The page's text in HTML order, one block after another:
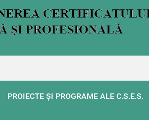
PROIECTE ŞI PROGRAME ALE C.S.E.S.